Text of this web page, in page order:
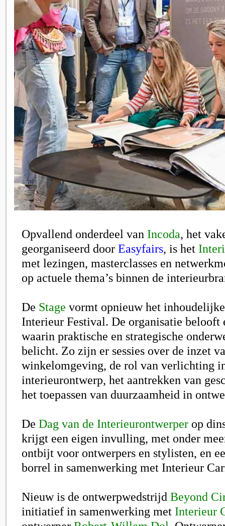
Opvallend onderdeel van Incoda, het
georganiseerd door Easyfairs, is het
met lezingen, masterclasses en
op actuele thema’s binnen de
De Stage vormt opnieuw het
Interieur Festival. De organisatie belooft
waarin praktische en strategische
belicht. Zo zijn er sessies over de inzet
winkelomgeving, de rol van verlichting
interieurontwerp, het aantrekken van
het toepassen van duurzaamheid in
De Dag van de Interieurontwerper op
krijgt een eigen invulling, met onder
ontbijt voor ontwerpers en stylisten, en
borrel in samenwerking met Interieur
Nieuw is de ontwerpwedstrijd Beyond
initiatief in samenwerking met Interieur